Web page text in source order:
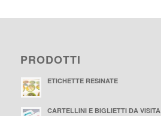
PRODOTTI
ETICHETTE RESINATE
CARTELLINI E BIGLIETTI DA VISITA